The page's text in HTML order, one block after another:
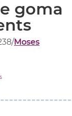
goma
/Moses